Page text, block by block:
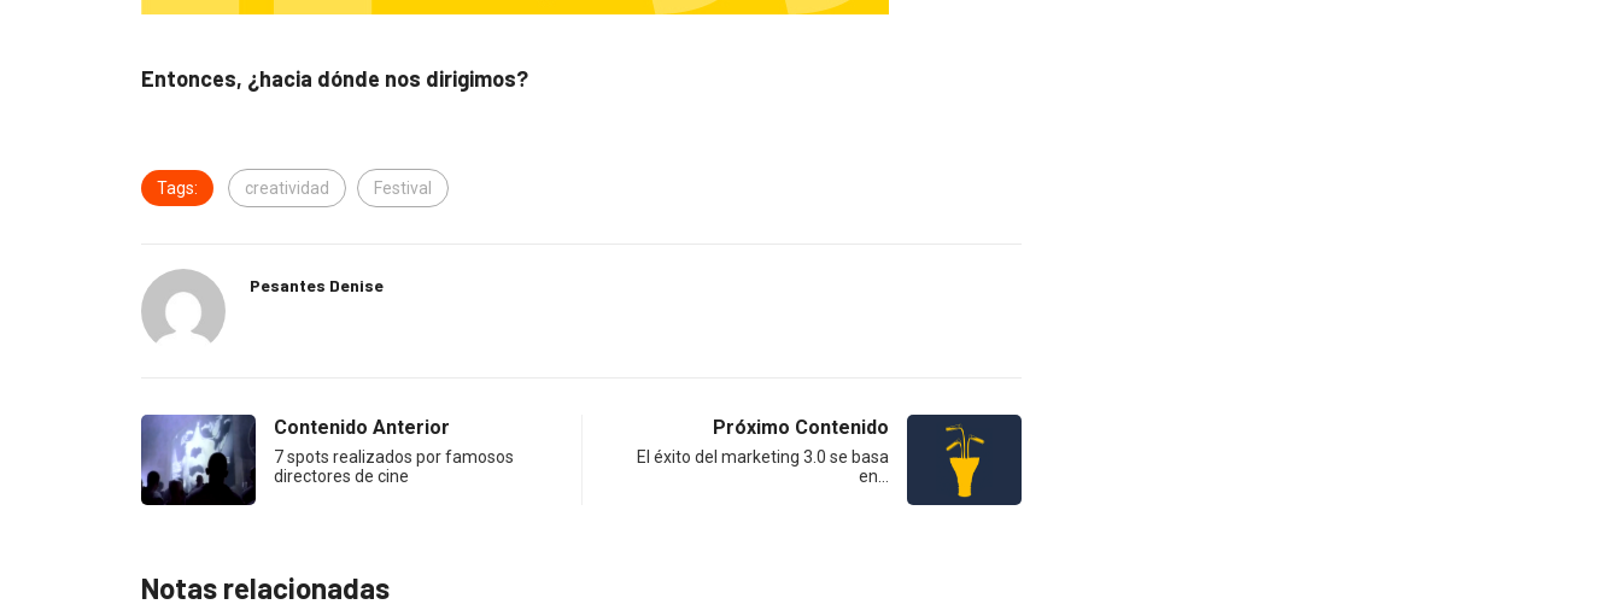
Entonces, ¿hacia dónde nos dirigimos?
Tags: creatividad Festival
Pesantes Denise
Contenido Anterior
7 spots realizados por famosos
directores de cine
Próximo Contenido
El éxito del marketing 3.0 se basa
en…
Notas relacionadas